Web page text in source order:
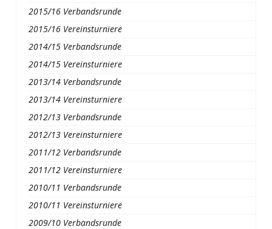
2015/16 Verbandsrunde
2015/16 Vereinsturniere
2014/15 Verbandsrunde
2014/15 Vereinsturniere
2013/14 Verbandsrunde
2013/14 Vereinsturniere
2012/13 Verbandsrunde
2012/13 Vereinsturniere
2011/12 Verbandsrunde
2011/12 Vereinsturniere
2010/11 Verbandsrunde
2010/11 Vereinsturniere
2009/10 Verbandsrunde